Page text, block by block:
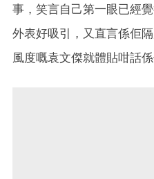
事，笑言自己第一眼已經
外表好吸引，又直言係佢
風度嘅袁文傑就體貼咁話